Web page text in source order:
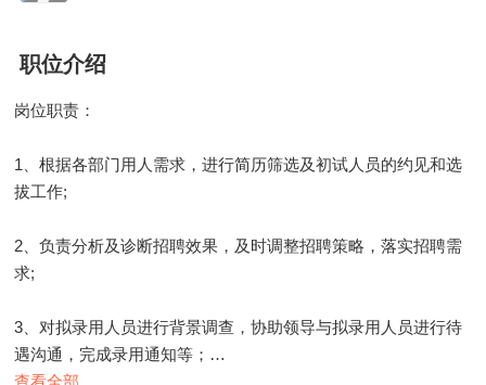
职位介绍
岗位职责：
1、根据各部门用人需求，进行简历筛选及初试人员的约见和选
拔工作;
2、负责分析及诊断招聘效果，及时调整招聘策略，落实招聘需
求;
3、对拟录用人员进行背景调查，协助领导与拟录用人员进行待
遇沟通，完成录用通知等；
查看全部